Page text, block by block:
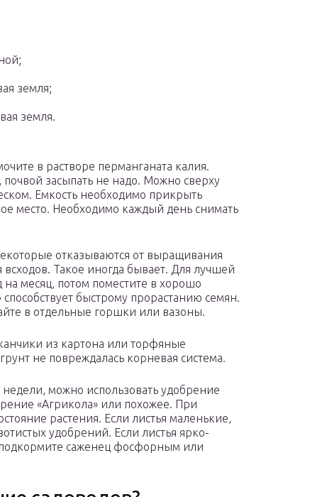
земля;
земля.
в растворе перманганата калия.
почвой засыпать не надо. Можно сверху
Емкость необходимо прикрыть
место. Необходимо каждый день снимать
отказываются от выращивания
всходов. Такое иногда бывает. Для лучшей
на месяц, потом поместите в хорошо
быстрому прорастанию семян.
в отдельные горшки или вазоны.
из картона или торфяные
не повреждалась корневая система.
можно использовать удобрение
«Агрикола» или похожее. При
растения. Если листья маленькие,
удобрений. Если листья ярко-
подкормите саженец фосфорным или